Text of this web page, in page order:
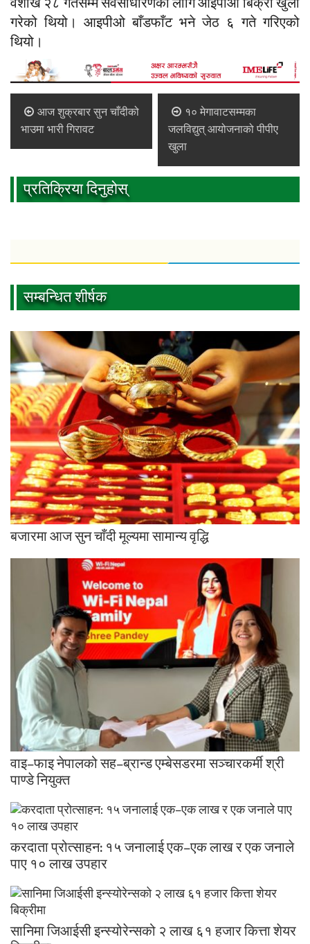
गरेको थियो। आइपीओ बाँडफाँट भने जेठ ६ गते गरिएको
थियो।
आज शुक्रबार सुन चाँदीको
भाउमा भारी गिरावट
१० मेगावाटसम्मका
जलविद्युत् आयोजनाको पीपीए
खुला
प्रतिक्रिया दिनुहोस्
सम्बन्धित शीर्षक
बजारमा आज सुन चाँदी मूल्यमा सामान्य वृद्धि
वाइ–फाइ नेपालको सह–ब्रान्ड एम्बेसडरमा सञ्चारकर्मी श्री
पाण्डे नियुक्त
करदाता प्रोत्साहन: १५ जनालाई एक–एक लाख र एक जनाले
पाए १० लाख उपहार
सानिमा जिआईसी इन्स्योरेन्सको २ लाख ६१ हजार कित्ता शेयर